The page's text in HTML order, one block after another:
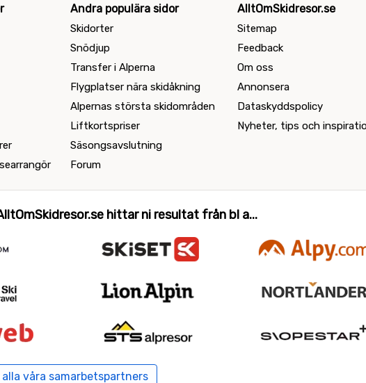
Andra populära sidor
Skidorter
Snödjup
Transfer i Alperna
Flygplatser nära skidåkning
Alpernas största skidområden
Liftkortspriser
Säsongsavslutning
Forum
AlltOmSkidresor.se
Sitemap
Feedback
Om oss
Annonsera
Dataskyddspolicy
Nyheter, tips och
hittar ni resultat från bl a...
alla våra samarbetspartners